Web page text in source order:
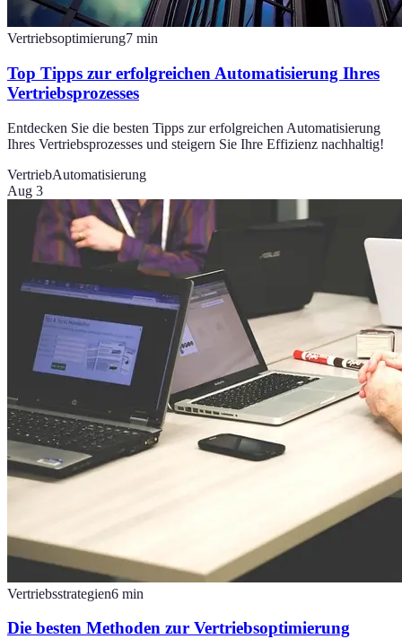
Vertriebsoptimierung7 min
Top Tipps zur erfolgreichen Automatisierung Ihres
Vertriebsprozesses
Entdecken Sie die besten Tipps zur erfolgreichen Automatisierung
Ihres Vertriebsprozesses und steigern Sie Ihre Effizienz nachhaltig!
VertriebAutomatisierung
Aug 3
Vertriebsstrategien6 min
Die besten Methoden zur Vertriebsoptimierung